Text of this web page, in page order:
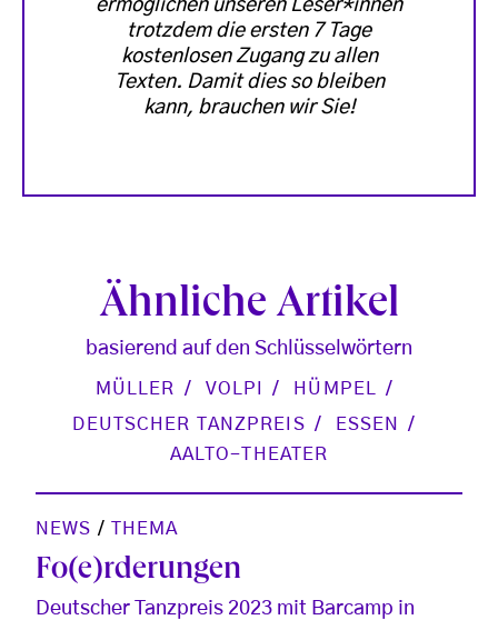
ermöglichen unseren Leser*innen
trotzdem die ersten 7 Tage
kostenlosen Zugang zu allen
Texten. Damit dies so bleiben
kann, brauchen wir Sie!
Ähnliche Artikel
basierend auf den Schlüsselwörtern
MÜLLER VOLPI
HÜMPEL
DEUTSCHER TANZPREIS
ESSEN
AALTO-THEATER
NEWS / THEMA
Fo(e)rderungen
Deutscher Tanzpreis 2023 mit Barcamp in